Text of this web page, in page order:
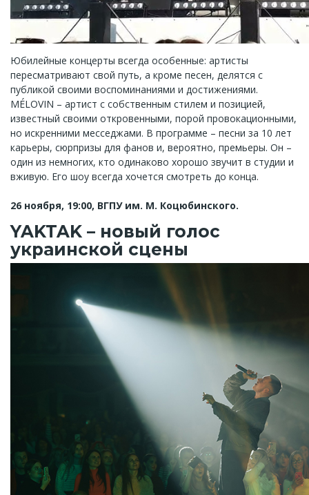
Юбилейные концерты всегда особенные: артисты
пересматривают свой путь, а кроме песен, делятся с
публикой своими воспоминаниями и достижениями.
MÉLOVIN – артист с собственным стилем и позицией,
известный своими откровенными, порой провокационными,
но искренними месседжами. В программе – песни за 10 лет
карьеры, сюрпризы для фанов и, вероятно, премьеры. Он –
один из немногих, кто одинаково хорошо звучит в студии и
вживую. Его шоу всегда хочется смотреть до конца.
26 ноября, 19:00, ВГПУ им. М. Коцюбинского.
YAKTAK – новый голос
украинской сцены